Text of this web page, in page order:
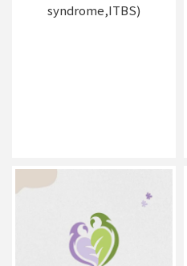
syndrome,ITBS)